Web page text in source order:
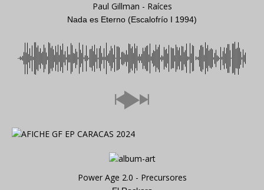
Paul Gillman - Raíces
Nada es Eterno (Escalofrío I 1994)
Power Age 2.0 - Precursores